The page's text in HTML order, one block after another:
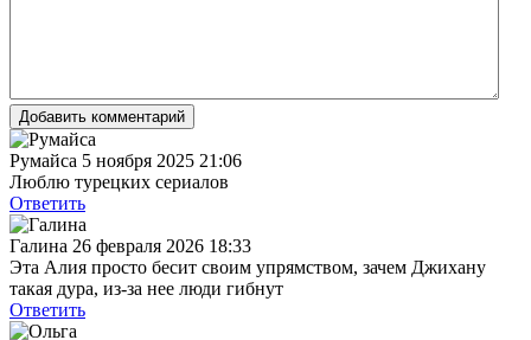
Добавить комментарий
Румайса 5 ноября 2025 21:06
Люблю турецких сериалов
Ответить
Галина 26 февраля 2026 18:33
Эта Алия просто бесит своим упрямством, зачем Джихану
такая дура, из-за нее люди гибнут
Ответить